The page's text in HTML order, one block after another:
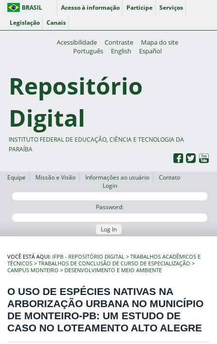
BRASIL Acesso à informação Participe
Serviços
Legislação
Canais
Acessibilidade Contraste
Mapa do site
Português
English Español
Repositório
Digital
INSTITUTO FEDERAL DE EDUCAÇÃO, CIÊNCIA E TECNOLOGIA DA
PARAÍBA
Equipe Missão e Visão Informações ao usuário
Contato
Login
Password:
Log In
VOCÊ ESTÁ AQUI: IFPB - REPOSITÓRIO DIGITAL
TRABALHOS ACADÊMICOS E
TÉCNICOS
TRABALHOS DE CONCLUSÃO DE CURSO DE ESPECIALIZAÇÃO
CAMPUS MONTEIRO
DESENVOLVIMENTO E MEIO AMBIENTE
O USO DE ESPÉCIES NATIVAS NA
ARBORIZAÇÃO URBANA NO MUNICÍPIO
DE MONTEIRO-PB: UM ESTUDO DE
CASO NO LOTEAMENTO ALTO ALEGRE